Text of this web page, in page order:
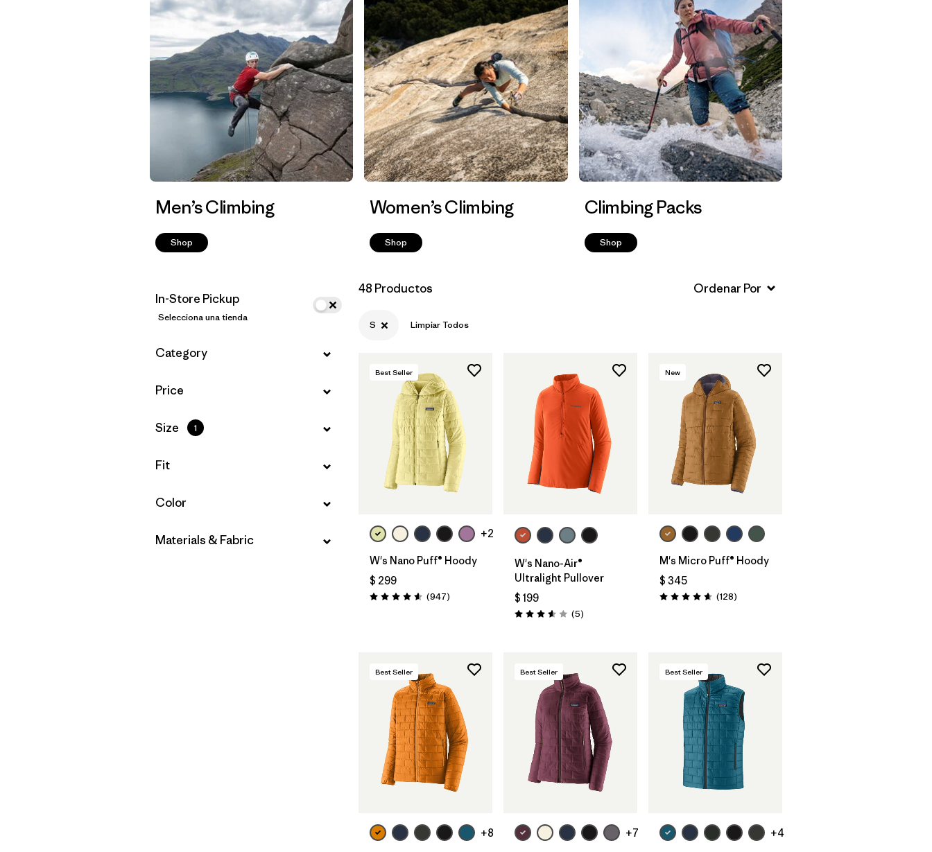
Men’s Climbing
Shop
Women’s Climbing
Shop
Climbing Packs
Shop
In-Store Pickup
Selecciona una tienda
Filtrar por
Category
Filtrar por
Price
Filtrar por
Size 1
Filtrar por
Fit
Filtrar por
Color
Filtrar por
Materials & Fabric
48 Productos
S Limpiar Todos
Best Seller
+2
W's Nano Puff® Hoody
$ 299
Valoración: 4.6 / 5
(947Comentarios
)
W's Nano-Air®
Ultralight Pullover
$ 199
Valoración: 3.6 / 5
(5Comentarios
)
New
M's Micro Puff® Hoody
$ 345
Valoración: 4.6 / 5
(128Comentarios
)
Best Seller
+8
Best Seller
+7
Best Seller
+4